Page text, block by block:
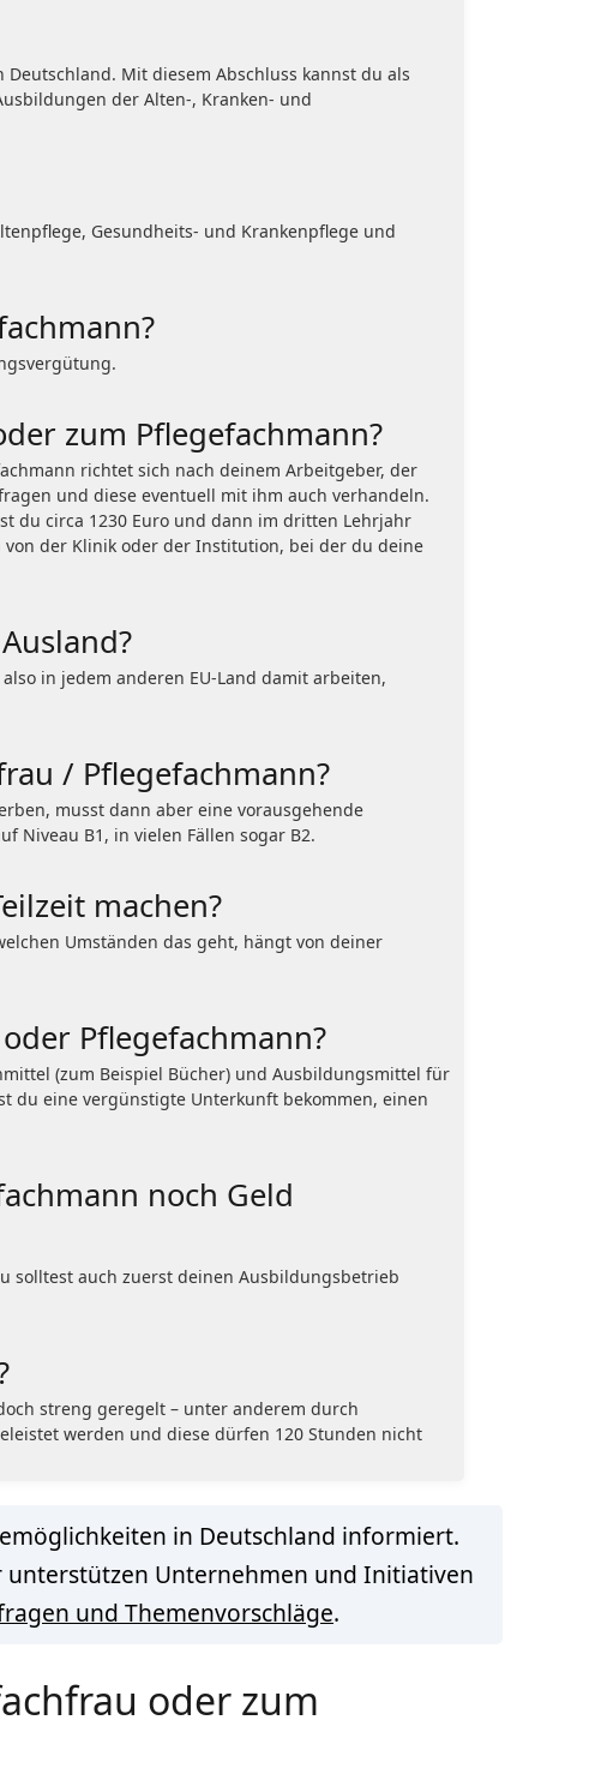
Mit diesem Abschluss kannst du als
der Alten-, Kranken- und
Gesundheits- und Krankenpflege und
zum Pflegefachmann?
richtet sich nach deinem Arbeitgeber, der
und diese eventuell mit ihm auch verhandeln.
du circa 1230 Euro und dann im dritten Lehrjahr
der Klinik oder der Institution, bei der du deine
in jedem anderen EU-Land damit arbeiten,
/ Pflegefachmann?
musst dann aber eine vorausgehende
Niveau B1, in vielen Fällen sogar B2.
machen?
Umständen das geht, hängt von deiner
Pflegefachmann?
(zum Beispiel Bücher) und Ausbildungsmittel für
du eine vergünstigte Unterkunft bekommen, einen
noch Geld
solltest auch zuerst deinen Ausbildungsbetrieb
streng geregelt – unter anderem durch
werden und diese dürfen 120 Stunden nicht
in Deutschland informiert.
unterstützen Unternehmen und Initiativen
und Themenvorschläge.
oder zum